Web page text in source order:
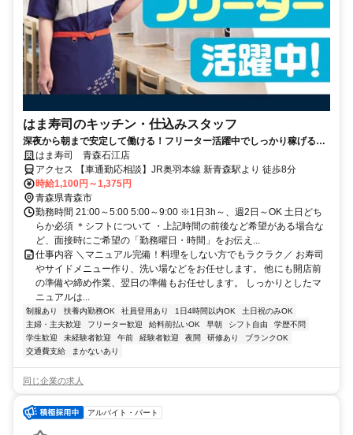
はま寿司のキッチン・仕込みスタッフ
深夜から朝まで安定して働ける！フリーター活躍中でしっかり稼げる環
境です◎
はま寿司 青森石江店
アクセス 【車通勤応相談】JR奥羽本線 新青森駅より 徒歩8分
時給1,100円～1,375円
青森県青森市
勤務時間 21:00～5:00 5:00～9:00 ※1日3h～、週2日～OK 土日どち
らか必須 ＊シフトについて ・上記時間の前後など希望がある場合な
ど、面接時にご希望の「勤務曜日・時間」をお伝え...
仕事内容 ＼マニュアル完備！料理をしない方でもラクラク／ お寿司
やサイドメニュー作り、洗い場などをお任せします。 他にも開店前
の準備や締め作業、翌日の準備もお任せします。 しっかりとしたマ
ニュアルは...
制服あり 扶養内勤務OK 社員登用あり 1日4時間以内OK
土日祝のみOK
主婦・主夫歓迎
フリーター歓迎 給料前払いOK 早朝 シフト自由
学歴不問
学生歓迎
未経験者歓迎 午前 経験者歓迎 夜間 研修あり
ブランクOK
交通費支給
まかないあり
同じ企業の求人
アルバイト・パート